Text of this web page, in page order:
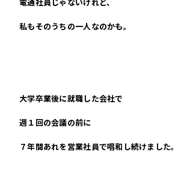
電通社員じゃないけれど、
私もそのうちの一人なのかも。
大学卒業後に就職した会社で
週１回の会議の前に
７年間あれを営業社員で唱和し続けました。